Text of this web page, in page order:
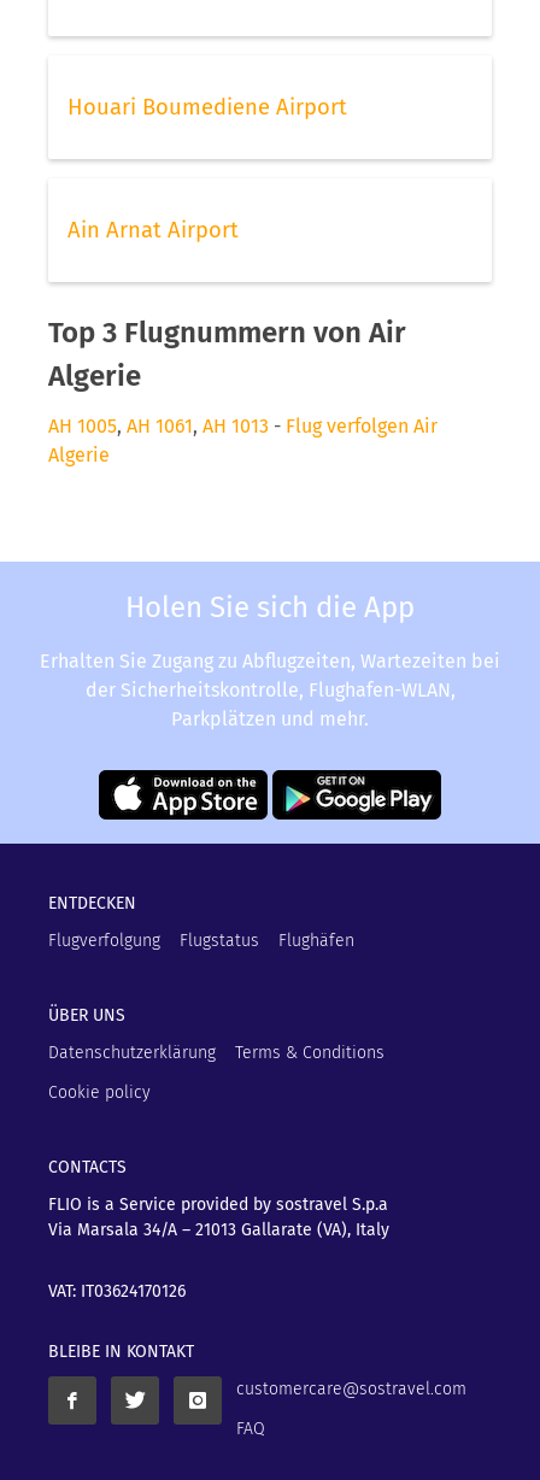
Houari Boumediene Airport
Ain Arnat Airport
Top 3 Flugnummern von Air
Algerie
AH 1005, AH 1061, AH 1013 - Flug verfolgen Air
Algerie
Holen Sie sich die App
Erhalten Sie Zugang zu Abflugzeiten, Wartezeiten bei
der Sicherheitskontrolle, Flughafen-WLAN,
Parkplätzen und mehr.
ENTDECKEN
Flugverfolgung
Flugstatus Flughäfen
ÜBER UNS
Datenschutzerklärung
Terms & Conditions
Cookie policy
CONTACTS
FLIO is a Service provided by sostravel S.p.a
Via Marsala 34/A – 21013 Gallarate (VA), Italy
VAT: IT03624170126
BLEIBE IN KONTAKT
customercare@sostravel.com
FAQ